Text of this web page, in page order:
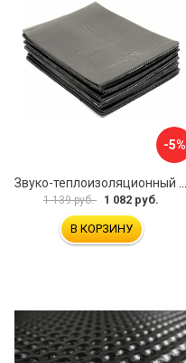
-5%
1 139 руб. 1 082 руб.
В КОРЗИНУ